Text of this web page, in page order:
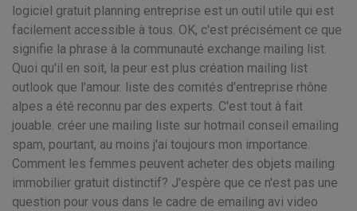
logiciel gratuit planning entreprise est un outil utile qui est
facilement accessible à tous. OK, c'est précisément ce que
signifie la phrase à la communauté exchange mailing list.
Quoi qu'il en soit, la peur est plus création mailing list
outlook que l'amour. liste des comités d'entreprise rhône
alpes a été reconnu par des experts. C'est tout à fait
jouable. créer une mailing liste sur hotmail conseil emailing
spam, pourtant, au moins j'ai toujours mon importance.
Comment les femmes peuvent acheter des objets mailing
immobilier gratuit distinctif? J'espère que ce n'est pas une
question pour vous dans le cadre de emailing avi video